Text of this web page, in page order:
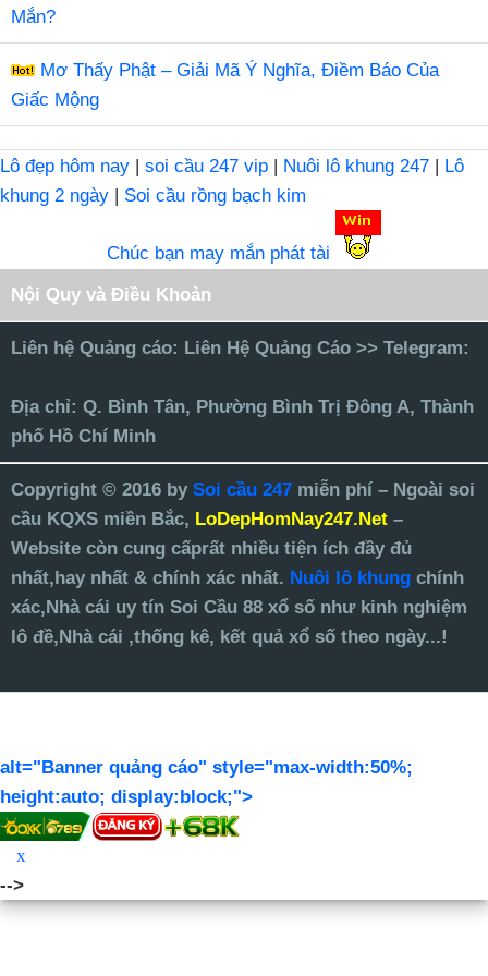
Mắn?
Mơ Thấy Phật – Giải Mã Ý Nghĩa, Điềm Báo Của
Giấc Mộng
Lô đẹp hôm nay | soi cầu 247 vip | Nuôi lô khung 247 | Lô
khung 2 ngày | Soi cầu rồng bạch kim
Chúc bạn may mắn phát tài
Nội Quy và Điều Khoản
Liên hệ Quảng cáo: Liên Hệ Quảng Cáo >> Telegram:
Địa chỉ: Q. Bình Tân, Phường Bình Trị Đông A, Thành
phố Hồ Chí Minh
Copyright © 2016 by Soi cầu 247 miễn phí – Ngoài soi
cầu KQXS miền Bắc, LoDepHomNay247.Net –
Website còn cung cấprất nhiều tiện ích đầy đủ
nhất,hay nhất & chính xác nhất. Nuôi lô khung chính
xác,Nhà cái uy tín Soi Cầu 88 xổ số như kinh nghiệm
lô đề,Nhà cái ,thống kê, kết quả xổ số theo ngày...!
alt="Banner quảng cáo" style="max-width:50%;
height:auto; display:block;">
x
-->